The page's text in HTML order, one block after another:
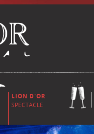
LION D'OR
SPECTACLE